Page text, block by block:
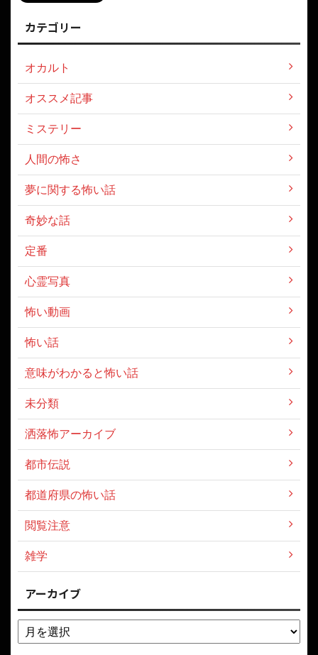
カテゴリー
オカルト
オススメ記事
ミステリー
人間の怖さ
夢に関する怖い話
奇妙な話
定番
心霊写真
怖い動画
怖い話
意味がわかると怖い話
未分類
洒落怖アーカイブ
都市伝説
都道府県の怖い話
閲覧注意
雑学
アーカイブ